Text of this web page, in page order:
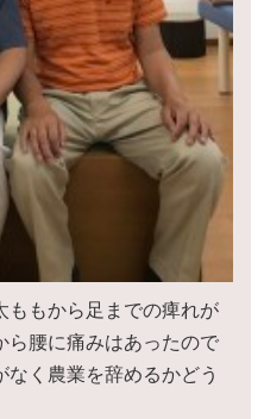
ももから足までの痺れが
ら腰に痛みはあったので
く農業を辞めるかどう